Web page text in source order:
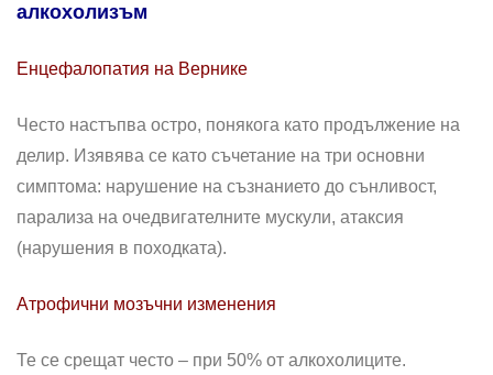
алкохолизъм
Енцефалопатия на Вернике
Често настъпва остро, понякога като продължение на
делир. Изявява се като съчетание на три основни
симптома: нарушение на съзнанието до сънливост,
парализа на очедвигателните мускули, атаксия
(нарушения в походката).
Атрофични мозъчни изменения
Те се срещат често – при 50% от алкохолиците.